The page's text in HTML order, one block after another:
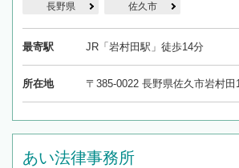
長野県 佐久市
最寄駅 JR「岩村田駅」徒歩14分
所在地 〒385-0022 長野県佐久市岩村田
あい法律事務所